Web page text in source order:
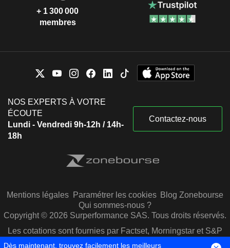
+ 1 300 000
membres
NOS EXPERTS À VOTRE
ÉCOUTE
Lundi - Vendredi 9h-12h / 14h-
18h
Contactez-nous
Mentions légales Paramétrer les cookies Blog Zonebourse
Qui sommes-nous ?
Copyright © 2026 Surperformance SAS. Tous droits réservés.
Les cotations sont fournies par Factset, Morningstar et S&P
Capital IQ
Dès maintenant, trouvez facilement les meilleurs